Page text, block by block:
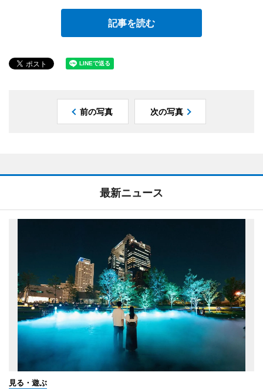
記事を読む
前の写真 次の写真
最新ニュース
見る・遊ぶ